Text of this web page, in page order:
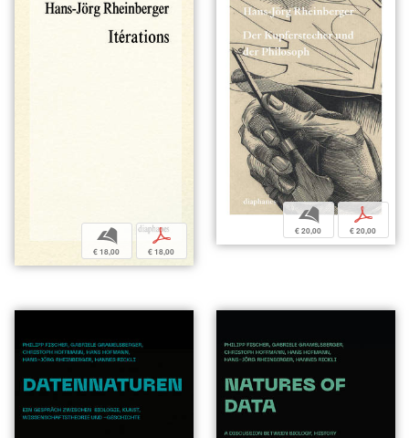
b
€ 18,00
p
€ 18,00
b
€ 20,00
p
€ 20,00